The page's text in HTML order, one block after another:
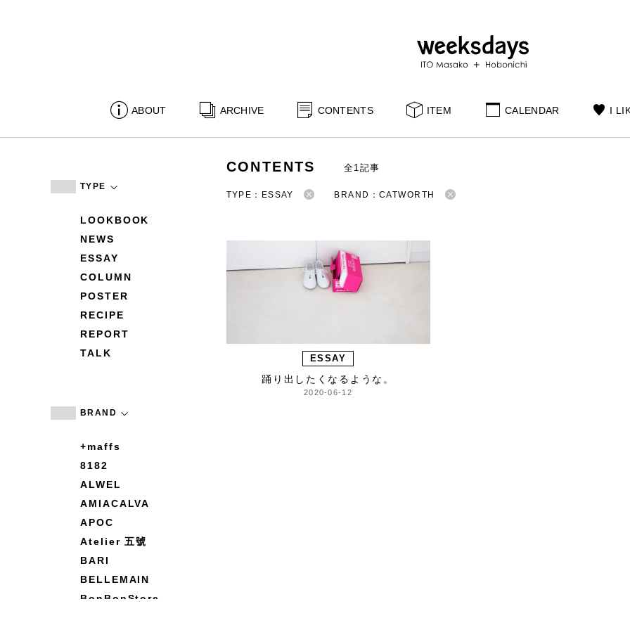
ABOUT ARCHIVE CONTENTS ITEM CALENDAR I
TYPE
LOOKBOOK
NEWS
ESSAY
COLUMN
POSTER
RECIPE
REPORT
TALK
BRAND
+maffs
8182
ALWEL
AMIACALVA
APOC
Atelier 五號
BARI
BELLEMAIN
BonBonStore
CONTENTS 全1記事
TYPE：ESSAY BRAND：CATWORTH
ESSAY
踊り出したくなるような。
2020-06-12